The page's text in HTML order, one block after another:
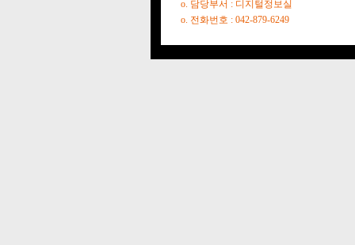
o. 담당부서 : 디지털정보실
o. 전화번호 : 042-879-6249